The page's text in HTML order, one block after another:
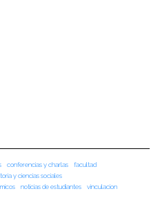
conferencias y charlas
facultad
y ciencias sociales
noticias de estudiantes
vinculacion